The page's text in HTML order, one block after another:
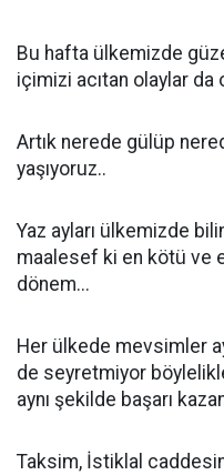
Bu hafta ülkemizde
içimizi acıtan olaylar da
Artık nerede gülüp
yaşıyoruz..
Yaz ayları ülkemizde
maalesef ki en kötü ve
dönem...
Her ülkede mevsimler
de seyretmiyor
aynı şekilde başarı
Taksim, İstiklal